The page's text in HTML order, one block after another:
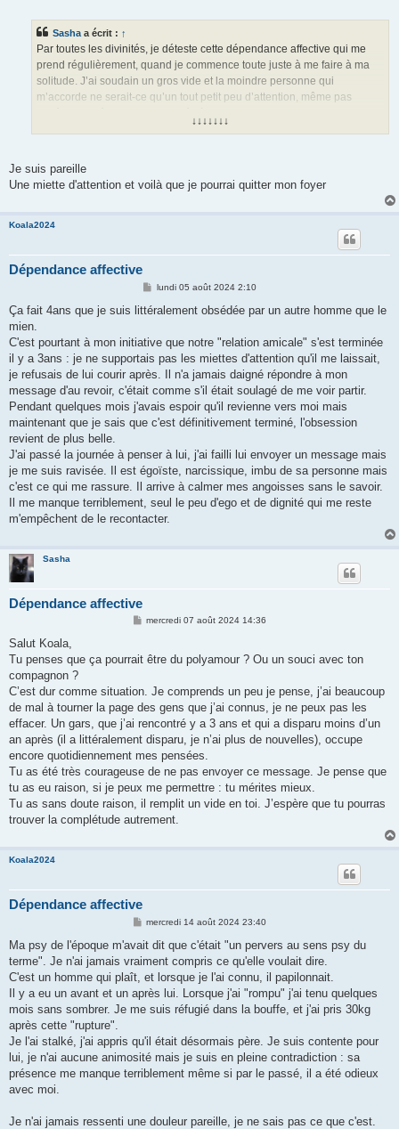
g
Sasha a écrit : ↑
Par toutes les divinités, je déteste cette dépendance affective qui me
prend régulièrement, quand je commence toute juste à me faire à ma
solitude. J’ai soudain un gros vide et la moindre personne qui
m’accorde ne serait-ce qu’un tout petit peu d’attention, même pas
↓↓↓↓↓↓↓
Je suis pareille
Une miette d'attention et voilà que je pourrai quitter mon foyer
Koala2024
Dépendance affective
M
s
g
lundi 05 août 2024 2:10
Ça fait 4ans que je suis littéralement obsédée par un autre homme que le
mien.
C'est pourtant à mon initiative que notre "relation amicale" s'est terminée
il y a 3ans : je ne supportais pas les miettes d'attention qu'il me laissait,
je refusais de lui courir après. Il n'a jamais daigné répondre à mon
message d'au revoir, c'était comme s'il était soulagé de me voir partir.
Pendant quelques mois j'avais espoir qu'il revienne vers moi mais
maintenant que je sais que c'est définitivement terminé, l'obsession
revient de plus belle.
J'ai passé la journée à penser à lui, j'ai failli lui envoyer un message mais
je me suis ravisée. Il est égoïste, narcissique, imbu de sa personne mais
c'est ce qui me rassure. Il arrive à calmer mes angoisses sans le savoir.
Il me manque terriblement, seul le peu d'ego et de dignité qui me reste
m'empêchent de le recontacter.
Sasha
Dépendance affective
M
a
mercredi 07 août 2024 14:36
Salut Koala,
Tu penses que ça pourrait être du polyamour ? Ou un souci avec ton
compagnon ?
C’est dur comme situation. Je comprends un peu je pense, j’ai beaucoup
de mal à tourner la page des gens que j’ai connus, je ne peux pas les
effacer. Un gars, que j’ai rencontré y a 3 ans et qui a disparu moins d’un
an après (il a littéralement disparu, je n’ai plus de nouvelles), occupe
encore quotidiennement mes pensées.
Tu as été très courageuse de ne pas envoyer ce message. Je pense que
tu as eu raison, si je peux me permettre : tu mérites mieux.
Tu as sans doute raison, il remplit un vide en toi. J’espère que tu pourras
trouver la complétude autrement.
Koala2024
Dépendance affective
M
s
a
g
mercredi 14 août 2024 23:40
Ma psy de l'époque m'avait dit que c'était "un pervers au sens psy du
terme". Je n'ai jamais vraiment compris ce qu'elle voulait dire.
C'est un homme qui plaît, et lorsque je l'ai connu, il papilonnait.
Il y a eu un avant et un après lui. Lorsque j'ai "rompu" j'ai tenu quelques
mois sans sombrer. Je me suis réfugié dans la bouffe, et j'ai pris 30kg
après cette "rupture".
Je l'ai stalké, j'ai appris qu'il était désormais père. Je suis contente pour
lui, je n'ai aucune animosité mais je suis en pleine contradiction : sa
présence me manque terriblement même si par le passé, il a été odieux
avec moi.
Je n'ai jamais ressenti une douleur pareille, je ne sais pas ce que c'est.